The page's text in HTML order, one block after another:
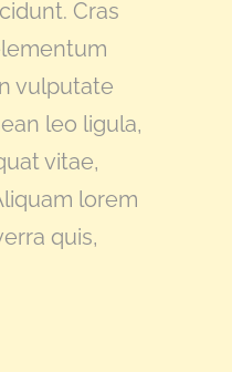
Cras
vulputate
leo ligula,
vitae,
lorem
quis,